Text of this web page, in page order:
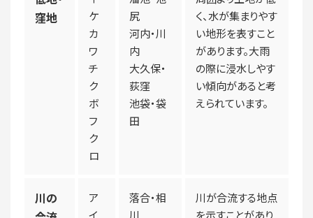
窪地
ケ
カ
ワ
チ
ク
ボ
フ
ク
ロ
尻
河内・川
内
大久保・
荻窪
池袋・袋
田
く、水が集まりやす
い地形を表すこと
があります。大雨
の際に浸水しやす
い傾向があると考
えられています。
川の
ア
イ
落合・相
川
川が合流する地点
を示すことがあり